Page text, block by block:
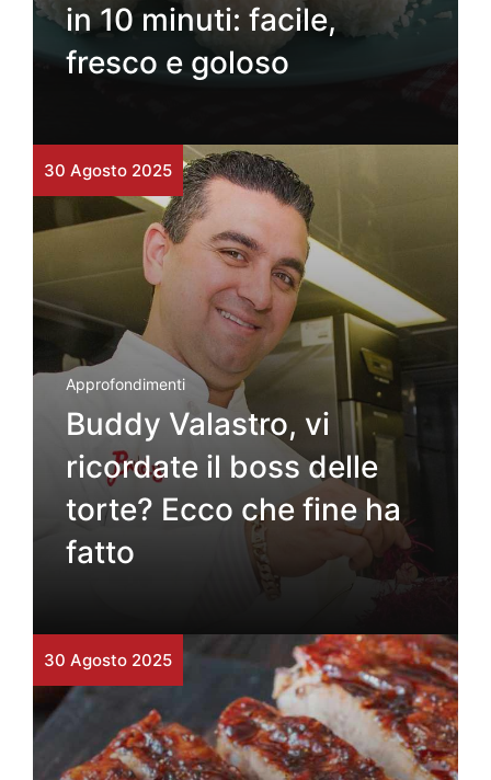
in 10 minuti: facile,
fresco e goloso
30 Agosto 2025
Approfondimenti
Buddy Valastro, vi
ricordate il boss delle
torte? Ecco che fine ha
fatto
30 Agosto 2025